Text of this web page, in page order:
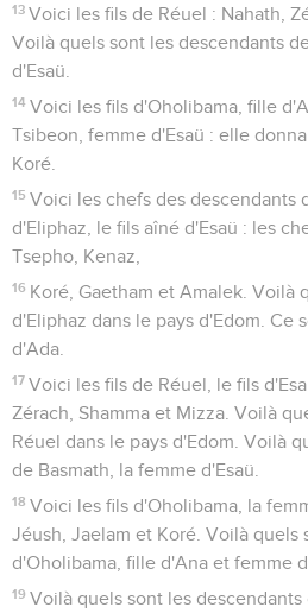
13 Voici les fils de Réuel : Nahath,
Voilà quels sont les descendants
d'Esaü.
14 Voici les fils d'Oholibama, fille
Tsibeon, femme d'Esaü : elle
Koré.
15 Voici les chefs des descendants
d'Eliphaz, le fils aîné d'Esaü : les
Tsepho, Kenaz,
16 Koré, Gaetham et Amalek. Voilà
d'Eliphaz dans le pays d'Edom. Ce
d'Ada.
17 Voici les fils de Réuel, le fils
Zérach, Shamma et Mizza. Voilà
Réuel dans le pays d'Edom. Voilà
de Basmath, la femme d'Esaü.
18 Voici les fils d'Oholibama, la
Jéush, Jaelam et Koré. Voilà quels
d'Oholibama, fille d'Ana et femme
19 Voilà quels sont les